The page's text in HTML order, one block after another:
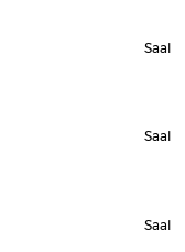
Saal
Saal
Saal